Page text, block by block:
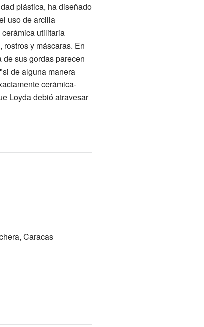
plástica, ha diseñado
uso de arcilla
utilitaria
y máscaras. En
sus gordas parecen
de alguna manera
cerámica-
Loyda debió atravesar
Caracas